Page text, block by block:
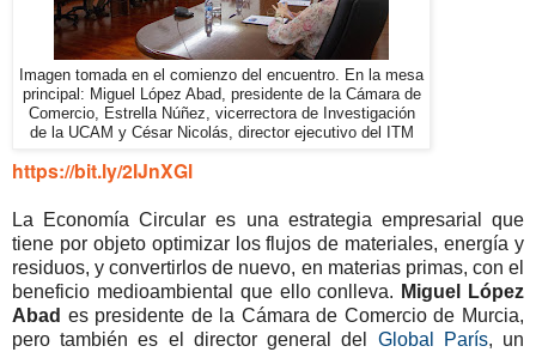
Imagen tomada en el comienzo del encuentro. En la mesa
principal: Miguel López Abad, presidente de la Cámara de
Comercio, Estrella Núñez, vicerrectora de Investigación
de la UCAM y César Nicolás, director ejecutivo del ITM
https://bit.ly/2IJnXGl
La Economía Circular es una estrategia empresarial que
tiene por objeto optimizar los flujos de materiales, energía y
residuos, y convertirlos de nuevo, en materias primas, con el
beneficio medioambiental que ello conlleva. Miguel López
Abad es presidente de la Cámara de Comercio de Murcia,
pero también es el director general del Global París, un